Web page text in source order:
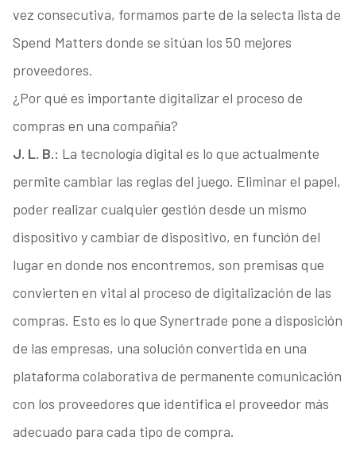
vez consecutiva, formamos parte de la selecta lista de
Spend Matters donde se sitúan los 50 mejores
proveedores.
¿Por qué es importante digitalizar el proceso de
compras en una compañía?
J. L. B.: La tecnología digital es lo que actualmente
permite cambiar las reglas del juego. Eliminar el papel,
poder realizar cualquier gestión desde un mismo
dispositivo y cambiar de dispositivo, en función del
lugar en donde nos encontremos, son premisas que
convierten en vital al proceso de digitalización de las
compras. Esto es lo que Synertrade pone a disposición
de las empresas, una solución convertida en una
plataforma colaborativa de permanente comunicación
con los proveedores que identifica el proveedor más
adecuado para cada tipo de compra.